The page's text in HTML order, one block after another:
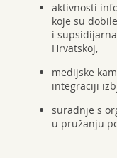
aktivnosti
koje su
i
Hrvatskoj,
medijske
integraciji
suradnje s
u pružanju